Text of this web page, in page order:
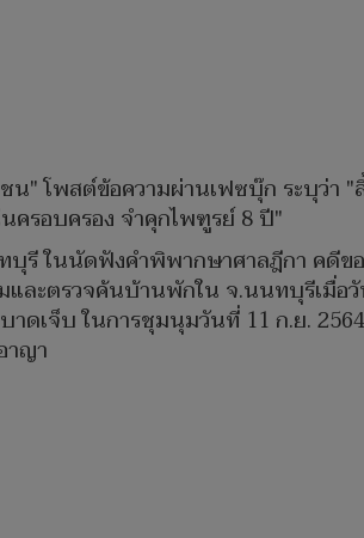
" โพสต์ข้อความผ่านเฟซบุ๊ก ระบุว่า
ครอบครอง จำคุกไพฑูรย์ 8 ปี"
รี ในนัดฟังคำพิพากษาศาลฎีกา คดีข
และตรวจค้นบ้านพักใน จ.นนทบุรีเมื่
ดเจ็บ ในการชุมนุมวันที่ 11 ก.ย.
าญา